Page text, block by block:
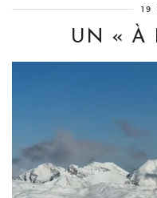
19
UN « À